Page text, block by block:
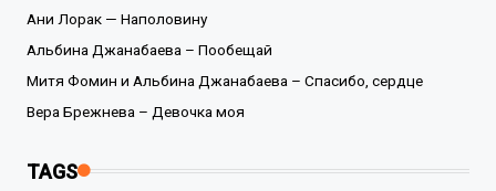
Ани Лорак — Наполовину
Альбина Джанабаева – Пообещай
Митя Фомин и Альбина Джанабаева – Спасибо, сердце
Вера Брежнева – Девочка моя
TAGS